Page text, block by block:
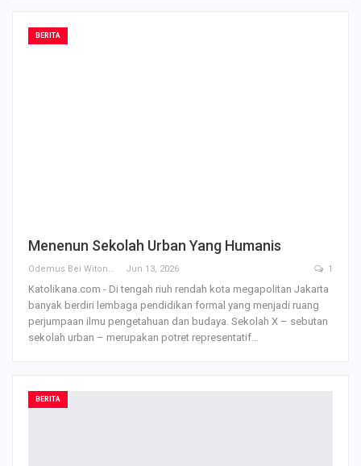
BERITA
Menenun Sekolah Urban Yang Humanis
Odemus Bei Witono Jun 13, 2026 1
Katolikana.com - Di tengah riuh rendah kota megapolitan Jakarta
banyak berdiri lembaga pendidikan formal yang menjadi ruang
perjumpaan ilmu pengetahuan dan budaya. Sekolah X – sebutan
sekolah urban – merupakan potret representatif
BERITA